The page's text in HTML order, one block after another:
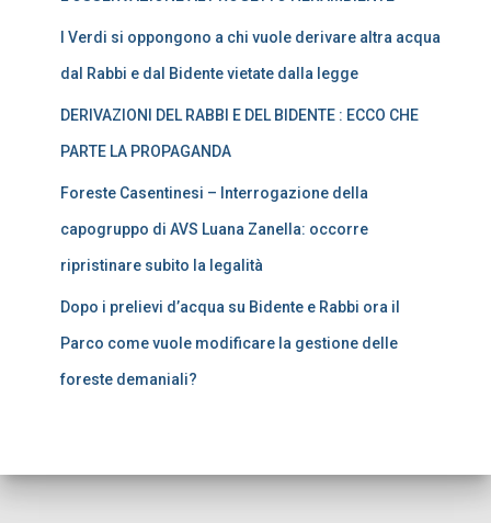
I Verdi si oppongono a chi vuole derivare altra acqua
dal Rabbi e dal Bidente vietate dalla legge
DERIVAZIONI DEL RABBI E DEL BIDENTE : ECCO CHE
PARTE LA PROPAGANDA
Foreste Casentinesi – Interrogazione della
capogruppo di AVS Luana Zanella: occorre
ripristinare subito la legalità
Dopo i prelievi d’acqua su Bidente e Rabbi ora il
Parco come vuole modificare la gestione delle
foreste demaniali?